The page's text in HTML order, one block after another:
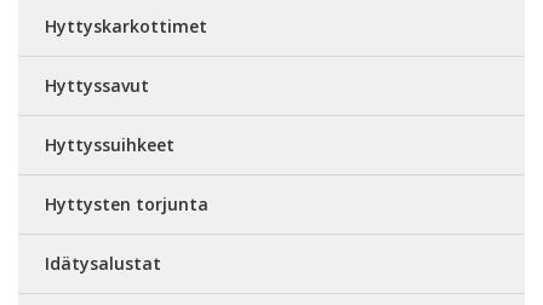
Hyttyskarkottimet
Hyttyssavut
Hyttyssuihkeet
Hyttysten torjunta
Idätysalustat